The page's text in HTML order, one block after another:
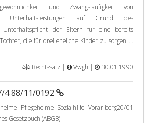
und Zwangsläufigkeit von
Unterhaltsleistungen auf Grund des
Unterhaltspflicht der Eltern für eine bereits
die für drei eheliche Kinder zu sorgen ...
Rechtssatz |
Vwgh | 30.01.1990
4 88/11/0192
Pflegeheime Sozialhilfe Vorarlberg20/01
Gesetzbuch (ABGB)